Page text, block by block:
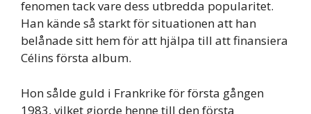
fenomen tack vare dess utbredda popularitet.
Han kände så starkt för situationen att han
belånade sitt hem för att hjälpa till att finansiera
Célins första album.
Hon sålde guld i Frankrike för första gången
1983, vilket gjorde henne till den första